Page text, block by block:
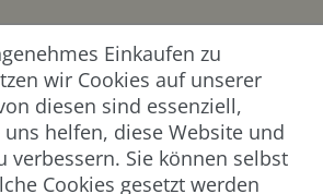
Abonnieren
handelt es sich um ein Pflichtfeld.
Einkaufen zu
wir Cookies auf unserer
diesen sind essenziell,
helfen, diese Website und
verbessern. Sie können selbst
Cookies gesetzt werden